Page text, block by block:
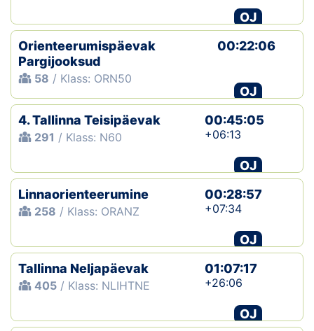
OJ
Orienteerumispäevak
Pargijooksud
58 / Klass: ORN50
00:22:06
OJ
4. Tallinna Teisipäevak
291 / Klass: N60
00:45:05
+06:13
OJ
Linnaorienteerumine
258 / Klass: ORANZ
00:28:57
+07:34
OJ
Tallinna Neljapäevak
405 / Klass: NLIHTNE
01:07:17
+26:06
OJ